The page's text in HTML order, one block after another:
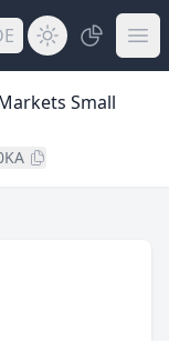
Small